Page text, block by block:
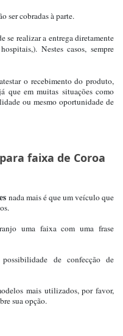
ser cobradas à parte.
se realizar a entrega diretamente
Nestes casos, sempre
o recebimento do produto,
que em muitas situações como
ou mesmo oportunidade de
faixa de Coroa
nada mais é que um veículo que
uma faixa com uma frase
de confecção de
mais utilizados, por favor,
sua opção.